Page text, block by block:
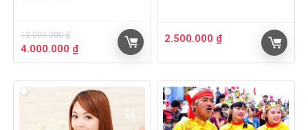
12.000.000₫
Giá
gốc
12.000.000 ₫.
4.000.000 ₫Giá
hiện
là:
4.000.000 ₫.
2.500.000 ₫